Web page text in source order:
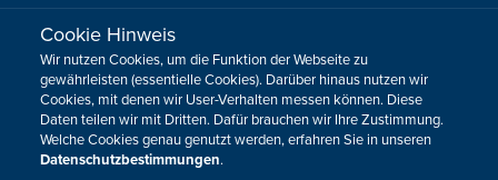
Sie haben noch Fragen oder Anmerkungen?
KONTAKTIEREN SIE UNS!
Impressum Datenschutz Kontakt
Barrierefreiheit
Cookie-Zustimmung anpassen
Cookie Hinweis
Wir nutzen Cookies, um die Funktion der Webseite zu
gewährleisten (essentielle Cookies). Darüber hinaus nutzen wir
Cookies, mit denen wir User-Verhalten messen können. Diese
Daten teilen wir mit Dritten. Dafür brauchen wir Ihre Zustimmung.
Welche Cookies genau genutzt werden, erfahren Sie in unseren
Datenschutzbestimmungen.